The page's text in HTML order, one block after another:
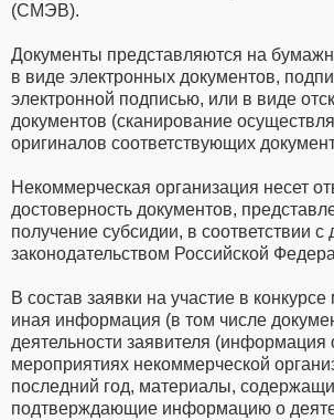
(СМЭВ).
Документы представляются на
в виде электронных документов,
электронной подписью, или в виде
документов (сканирование
оригиналов соответствующих
Некоммерческая организация несет
достоверность документов,
получение субсидии, в соответствии
законодательством Российской
В состав заявки на участие в
иная информация (в том числе
деятельности заявителя (информация
мероприятиях некоммерческой
последний год, материалы,
подтверждающие информацию о